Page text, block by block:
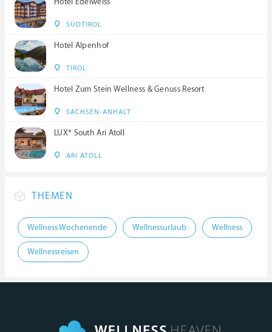
SÜDTIROL
Hotel Alpenhof
TIROL
Hotel Zum Stein Wellness & Genuss Resort
SACHSEN-ANHALT
LUX* South Ari Atoll
ARI ATOLL
THEMEN
Wellness Wochenende Wellnessurlaub Wellness
Wellnessreisen